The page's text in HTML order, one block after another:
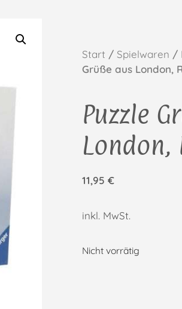
Start / Spielwaren /
Grüße aus London,
Puzzle
London,
11,95 €
inkl. MwSt.
Nicht vorrätig